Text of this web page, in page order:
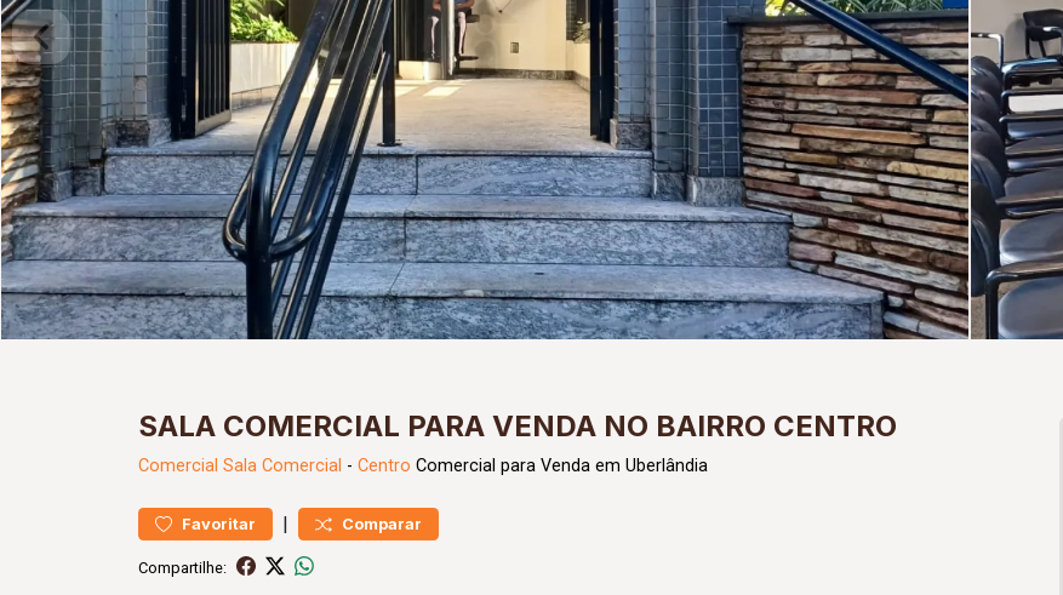
SALA COMERCIAL PARA VENDA NO BAIRRO CENTRO
Comercial Sala Comercial - Centro Comercial para Venda em Uberlândia
Favoritar | Comparar
Compartilhe: